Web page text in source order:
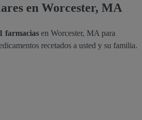
en Worcester, MA
farmacias en Worcester, MA para
recetados a usted y su familia.